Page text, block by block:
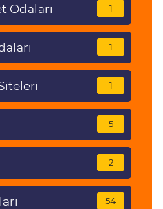
Odaları 1
1
1
5
2
54